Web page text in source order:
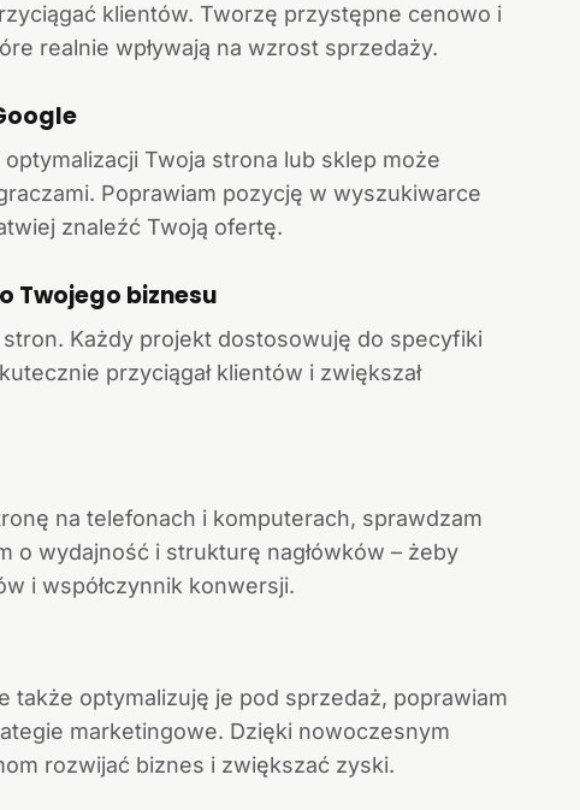
klientów. Tworzę przystępne cenowo i
realnie wpływają na wzrost sprzedaży.
Twoja strona lub sklep może
Poprawiam pozycję w wyszukiwarce
znaleźć Twoją ofertę.
Twojego biznesu
Każdy projekt dostosowuję do specyfiki
przyciągał klientów i zwiększał
na telefonach i komputerach, sprawdzam
o wydajność i strukturę nagłówków – żeby
i współczynnik konwersji.
także optymalizuję je pod sprzedaż, poprawiam
marketingowe. Dzięki nowoczesnym
rozwijać biznes i zwiększać zyski.